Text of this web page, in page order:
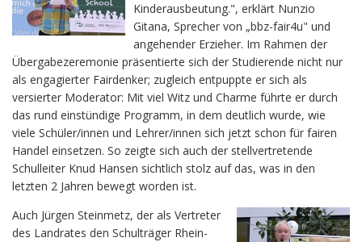
Kinderausbeutung.", erklärt Nunzio
Gitana, Sprecher von „bbz-fair4u" und
angehender Erzieher. Im Rahmen der
Übergabezeremonie präsentierte sich der Studierende nicht nur
als engagierter Fairdenker; zugleich entpuppte er sich als
versierter Moderator: Mit viel Witz und Charme führte er durch
das rund einstündige Programm, in dem deutlich wurde, wie
viele Schüler/innen und Lehrer/innen sich jetzt schon für fairen
Handel einsetzen. So zeigte sich auch der stellvertretende
Schulleiter Knud Hansen sichtlich stolz auf das, was in den
letzten 2 Jahren bewegt worden ist.
Auch Jürgen Steinmetz, der als Vertreter
des Landrates den Schulträger Rhein-